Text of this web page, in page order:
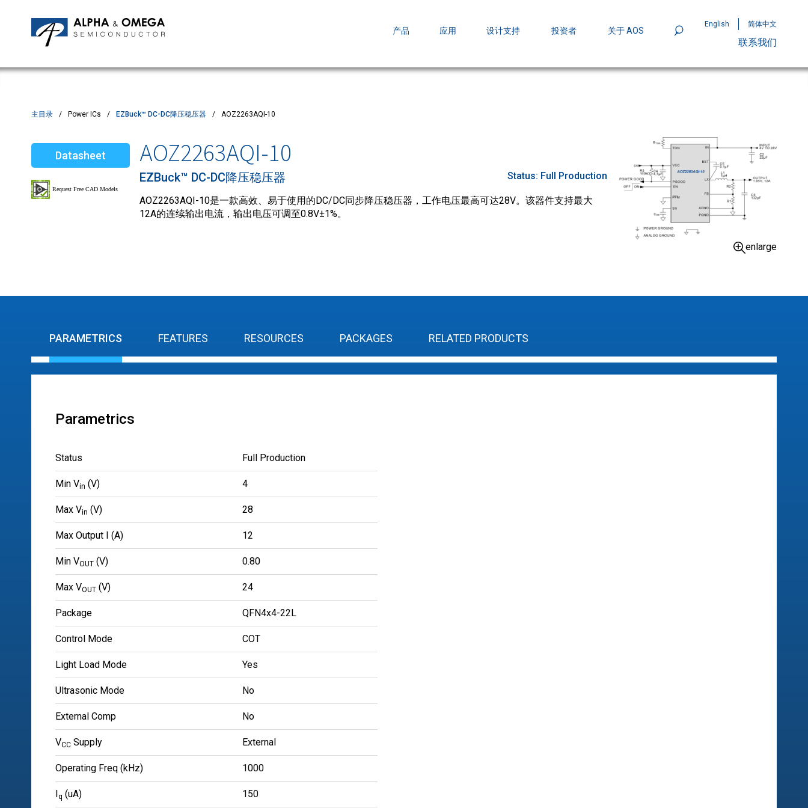
产品 应用 设计支持 投资者 关于 AOS
English 简体中文
联系我们
MOSFETs
Motor Control MCU's
TVS
AOS发布 AmpStack™ 封装：MOSFET 功率密度实现
质量与可靠性
客户满意度调查
主目录 Power ICs EZBuck™ DC-DC降压稳压器 AOZ2263AQI-10
Datasheet AOZ2263AQI-10
EZBuck™ DC-DC降压稳压器 Status: Full Production
AOZ2263AQI-10是一款高效、易于使用的DC/DC同步降压稳压器，工作电压最高可达28V。该器件支持最大
12A的连续输出电流，输出电压可调至0.8V±1%。
enlarge
PARAMETRICS FEATURES RESOURCES PACKAGES RELATED PRODUCTS
Parametrics
Status Full Production
Min Vin (V) 4
Max Vin (V) 28
Max Output I (A) 12
Min VOUT (V) 0.80
Max VOUT (V) 24
Package QFN4x4-22L
Control Mode COT
Light Load Mode Yes
Ultrasonic Mode No
External Comp No
VCC Supply External
Operating Freq (kHz) 1000
Iq (uA) 150